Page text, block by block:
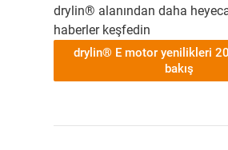
drylin® alanından daha
haberler keşfedin
drylin® E motor yenilikleri
bakış